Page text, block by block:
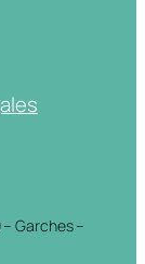
Garches –